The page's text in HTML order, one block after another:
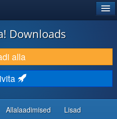
Downloads
alla
Allalaadimised Lisad